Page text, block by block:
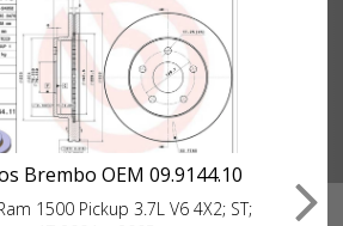
Brembo OEM 09.9144.10
1500 Pickup 3.7L V6 4X2; ST;